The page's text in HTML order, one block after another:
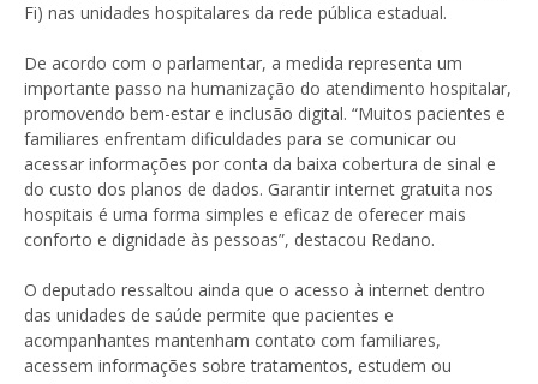
Fi) nas unidades hospitalares da rede pública estadual.
De acordo com o parlamentar, a medida representa um
importante passo na humanização do atendimento hospitalar,
promovendo bem-estar e inclusão digital. “Muitos pacientes e
familiares enfrentam dificuldades para se comunicar ou
acessar informações por conta da baixa cobertura de sinal e
do custo dos planos de dados. Garantir internet gratuita nos
hospitais é uma forma simples e eficaz de oferecer mais
conforto e dignidade às pessoas”, destacou Redano.
O deputado ressaltou ainda que o acesso à internet dentro
das unidades de saúde permite que pacientes e
acompanhantes mantenham contato com familiares,
acessem informações sobre tratamentos, estudem ou